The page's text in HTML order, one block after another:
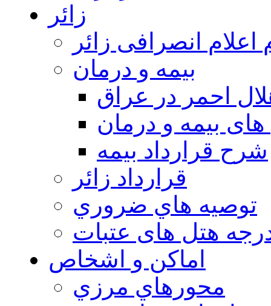
زائر
اعلام انصرافی زائر
بيمه و درمان
احمر در عراق
بیمه و درمان
شرح قرارداد بیمه
قرارداد زائر
توصيه هاي ضروري
هتل های عتبات
اماکن و اشخاص
محورهاي مرزي